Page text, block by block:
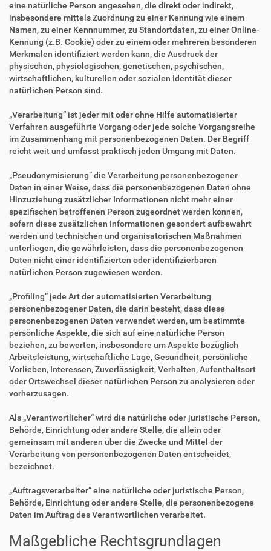
eine natürliche Person angesehen, die direkt oder indirekt,
insbesondere mittels Zuordnung zu einer Kennung wie einem
Namen, zu einer Kennnummer, zu Standortdaten, zu einer Online-
Kennung (z.B. Cookie) oder zu einem oder mehreren besonderen
Merkmalen identifiziert werden kann, die Ausdruck der
physischen, physiologischen, genetischen, psychischen,
wirtschaftlichen, kulturellen oder sozialen Identität dieser
natürlichen Person sind.
„Verarbeitung“ ist jeder mit oder ohne Hilfe automatisierter
Verfahren ausgeführte Vorgang oder jede solche Vorgangsreihe
im Zusammenhang mit personenbezogenen Daten. Der Begriff
reicht weit und umfasst praktisch jeden Umgang mit Daten.
„Pseudonymisierung“ die Verarbeitung personenbezogener
Daten in einer Weise, dass die personenbezogenen Daten ohne
Hinzuziehung zusätzlicher Informationen nicht mehr einer
spezifischen betroffenen Person zugeordnet werden können,
sofern diese zusätzlichen Informationen gesondert aufbewahrt
werden und technischen und organisatorischen Maßnahmen
unterliegen, die gewährleisten, dass die personenbezogenen
Daten nicht einer identifizierten oder identifizierbaren
natürlichen Person zugewiesen werden.
„Profiling“ jede Art der automatisierten Verarbeitung
personenbezogener Daten, die darin besteht, dass diese
personenbezogenen Daten verwendet werden, um bestimmte
persönliche Aspekte, die sich auf eine natürliche Person
beziehen, zu bewerten, insbesondere um Aspekte bezüglich
Arbeitsleistung, wirtschaftliche Lage, Gesundheit, persönliche
Vorlieben, Interessen, Zuverlässigkeit, Verhalten, Aufenthaltsort
oder Ortswechsel dieser natürlichen Person zu analysieren oder
vorherzusagen.
Als „Verantwortlicher“ wird die natürliche oder juristische Person,
Behörde, Einrichtung oder andere Stelle, die allein oder
gemeinsam mit anderen über die Zwecke und Mittel der
Verarbeitung von personenbezogenen Daten entscheidet,
bezeichnet.
„Auftragsverarbeiter“ eine natürliche oder juristische Person,
Behörde, Einrichtung oder andere Stelle, die personenbezogene
Daten im Auftrag des Verantwortlichen verarbeitet.
Maßgebliche Rechtsgrundlagen